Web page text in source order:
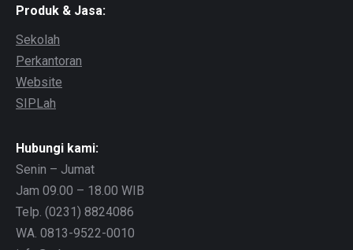
Produk & Jasa:
Sekolah
Perkantoran
Website
SIPLah
Hubungi kami:
Senin – Jumat
Jam 09.00 – 18.00 WIB
Telp. (0231) 8824086
WA. 0813-9522-0010